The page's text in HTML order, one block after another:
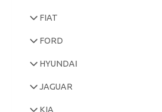
FIAT
FORD
HYUNDAI
JAGUAR
KIA